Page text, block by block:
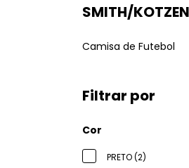
SMITH/KOTZEN
Camisa de Futebol
Filtrar por
Cor
PRETO (2)